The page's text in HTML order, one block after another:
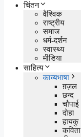
चिंतन
वैश्विक
राष्ट्रीय
समाज
धर्म-दर्शन
स्वास्थ्य
मीडिया
साहित्य
काव्यभाषा
ग़ज़ल
छन्द
चौपाई
दोहा
हायकु
कविता